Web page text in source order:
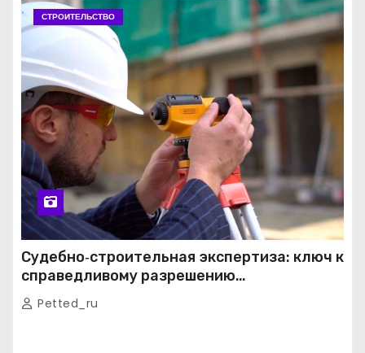
СТРОИТЕЛЬСТВО
Судебно‑строительная экспертиза: ключ к
справедливому разрешению
строительных споров
Petted_ru